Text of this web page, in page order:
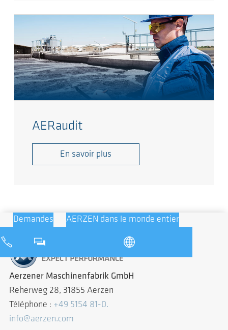
AERaudit
En savoir plus
Demandes AERZEN dans le monde entier
Aerzener Maschinenfabrik GmbH
Reherweg 28, 31855 Aerzen
Téléphone : +49 5154 81-0.
info@aerzen.com